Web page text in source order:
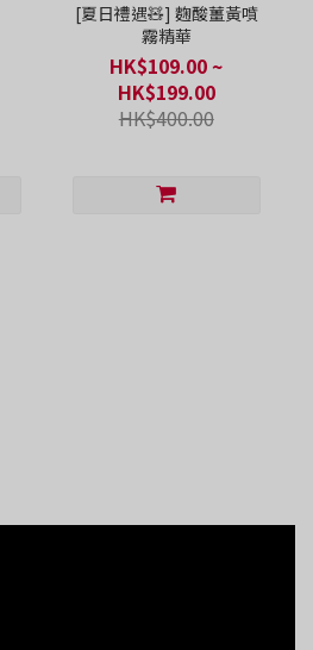
[夏日禮遇🧸] 麴酸薑黃噴
霧精華
HK$109.00 ~
HK$199.00
HK$400.00